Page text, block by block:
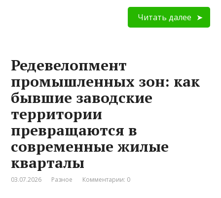
Читать далее
Редевелопмент
промышленных зон: как
бывшие заводские
территории
превращаются в
современные жилые
кварталы
03.07.2026 Разное Комментарии: 0